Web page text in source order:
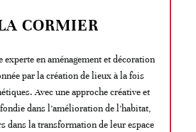
CORMIER
en aménagement et décoration
par la création de lieux à la fois
Avec une approche créative et
dans l’amélioration de l’habitat,
dans la transformation de leur espace